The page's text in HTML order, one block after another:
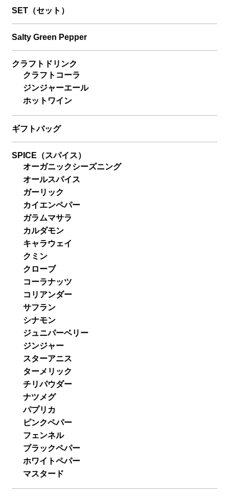
SET（セット）
Salty Green Pepper
クラフトドリンク
クラフトコーラ
ジンジャーエール
ホットワイン
ギフトバッグ
SPICE（スパイス）
オーガニックシーズニング
オールスパイス
ガーリック
カイエンペパー
ガラムマサラ
カルダモン
キャラウェイ
クミン
クローブ
コーラナッツ
コリアンダー
サフラン
シナモン
ジュニパーベリー
ジンジャー
スターアニス
ターメリック
チリパウダー
ナツメグ
パプリカ
ピンクペパー
フェンネル
ブラックペパー
ホワイトペパー
マスタード